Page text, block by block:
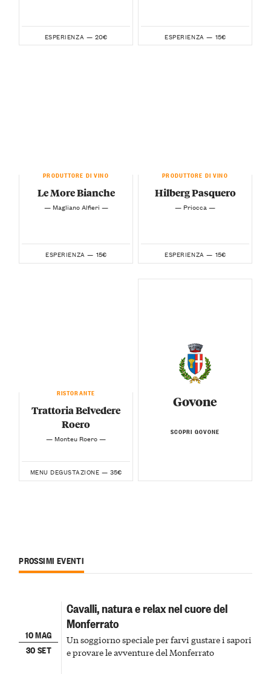
ESPERIENZA — 20€ ESPERIENZA — 15€
PRODUTTORE DI VINO
Le More Bianche
— Magliano Alfieri —
ESPERIENZA — 15€
PRODUTTORE DI VINO
Hilberg Pasquero
— Priocca —
ESPERIENZA — 15€
RISTORANTE
Trattoria Belvedere
Roero
— Monteu Roero —
MENU DEGUSTAZIONE — 35€
Govone
SCOPRI GOVONE
PROSSIMI EVENTI
10 MAG
30 SET
Cavalli, natura e relax nel cuore del
Monferrato
Un soggiorno speciale per farvi gustare i sapori
e provare le avventure del Monferrato